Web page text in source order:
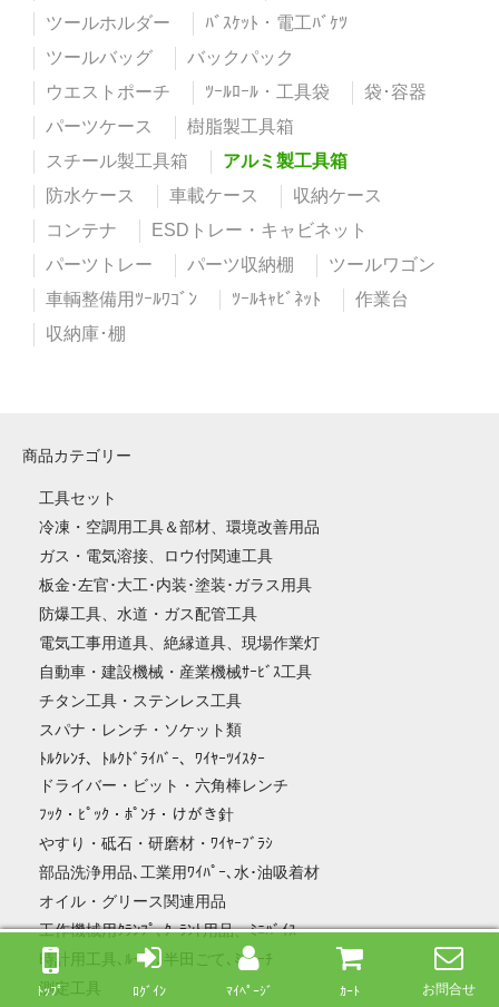
ﾄｯﾌﾟ ﾛｸﾞｲﾝ ﾏｲﾍﾟｰｼﾞ ｶｰﾄ お問合せ
ツールホルダー
ﾊﾞｽｹｯﾄ・電工ﾊﾞｹﾂ
ツールバッグ
バックパック
ウエストポーチ
ﾂｰﾙﾛｰﾙ・工具袋
袋･容器
パーツケース
樹脂製工具箱
スチール製工具箱
アルミ製工具箱
防水ケース
車載ケース
収納ケース
コンテナ
ESDトレー・キャビネット
パーツトレー
パーツ収納棚
ツールワゴン
車輌整備用ﾂｰﾙﾜｺﾞﾝ
ﾂｰﾙｷｬﾋﾞﾈｯﾄ
作業台
収納庫･棚
商品カテゴリー
工具セット
冷凍・空調用工具＆部材、環境改善用品
ガス・電気溶接、ロウ付関連工具
板金･左官･大工･内装･塗装･ガラス用具
防爆工具、水道・ガス配管工具
電気工事用道具、絶縁道具、現場作業灯
自動車・建設機械・産業機械ｻｰﾋﾞｽ工具
チタン工具・ステンレス工具
スパナ・レンチ・ソケット類
ﾄﾙｸﾚﾝﾁ、ﾄﾙｸﾄﾞﾗｲﾊﾞｰ、ﾜｲﾔｰﾂｲｽﾀｰ
ドライバー・ビット・六角棒レンチ
ﾌｯｸ・ﾋﾟｯｸ・ﾎﾟﾝﾁ・けがき針
やすり・砥石・研磨材・ﾜｲﾔｰﾌﾞﾗｼ
部品洗浄用品､工業用ﾜｲﾊﾟｰ､水･油吸着材
オイル・グリース関連用品
工作機械用ｸﾗﾝﾌﾟ､ｸｰﾗﾝﾄ用品、ﾐﾆﾊﾞｲｽ
時計用工具､ﾙｰﾍﾟ､半田ごて､ﾐﾆﾄｰﾁ
測定工具